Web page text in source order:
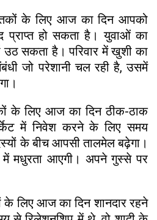
के लिए आज का दिन आपको
प्राप्त हो सकता है। युवाओं का
उठ सकता है। परिवार में खुशी का
जो परेशानी चल रही है, उसमें
के लिए आज का दिन ठीक-ठाक
में निवेश करने के लिए समय
के बीच आपसी तालमेल बढ़ेगा।
मधुरता आएगी। अपने गुस्से पर
के लिए आज का दिन शानदार रहने